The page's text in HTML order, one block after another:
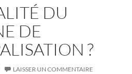
DU
DE
?
LAISSER UN COMMENTAIRE